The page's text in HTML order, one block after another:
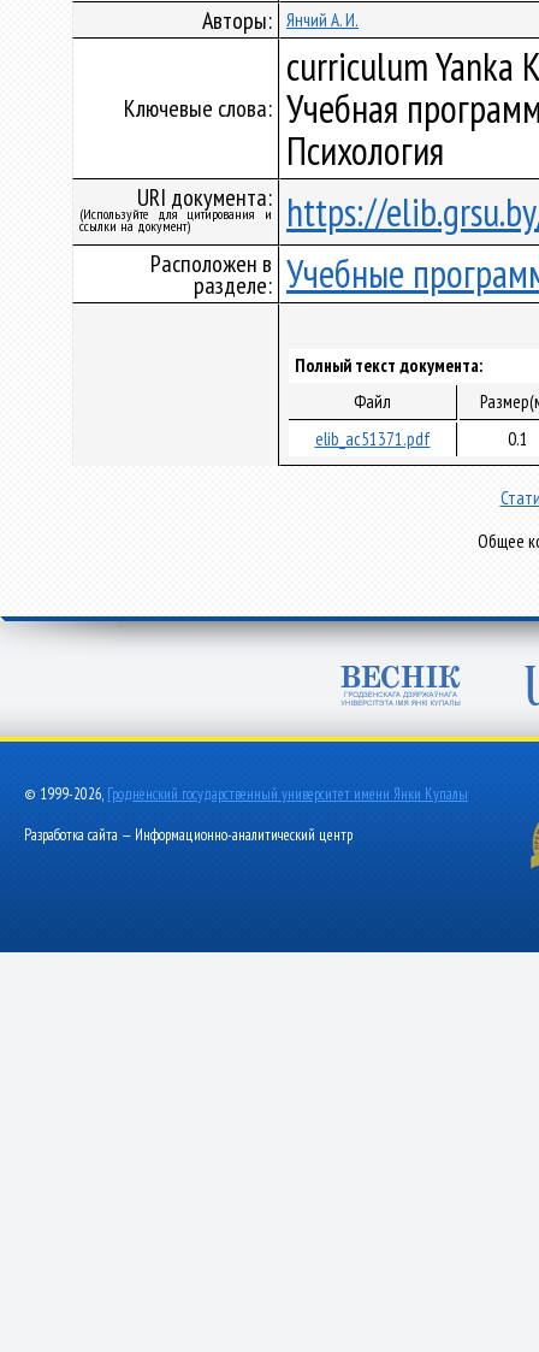
Авторы: Янчий А. И.
Ключевые слова:
curriculum Yanka
Учебная
Психология
URI документа:
(Используйте для цитирования и
ссылки на документ) https://
Расположен в
разделе: Учебные
Полный текст документа:
Файл
elib_ac51371.pdf
0.1
Общее
© 1999-2026, Гродненский государственный университет имени Янки Купалы
Разработка сайта — Информационно-аналитический центр